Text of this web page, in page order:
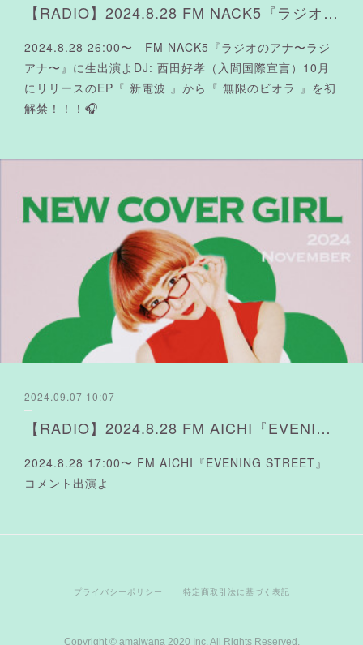
【RADIO】2024.8.28 FM NACK5『ラジオのアナ〜ラジアナ〜』生出演よ
2024.8.28 26:00〜 FM NACK5『ラジオのアナ〜ラジ
アナ〜』に生出演よDJ: 西田好孝（入間国際宣言）10月
にリリースのEP『 新電波 』から『 無限のビオラ 』を初
解禁！！！🎧
2024.09.07 10:07
【RADIO】2024.8.28 FM AICHI『EVENING STREET』コメント出演よ
2024.8.28 17:00〜 FM AICHI『EVENING STREET』
コメント出演よ
プライバシーポリシー 特定商取引法に基づく表記
Copyright © amaiwana 2020 Inc. All Rights Reserved.